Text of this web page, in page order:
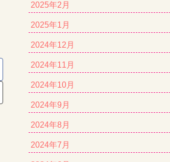
2025年2月
2025年1月
2024年12月
2024年11月
2024年10月
2024年9月
2024年8月
2024年7月